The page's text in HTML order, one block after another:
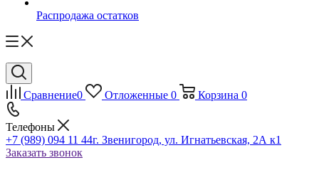
Распродажа остатков
Сравнение0 Отложенные 0 Корзина 0
Телефоны
+7 (989) 094 11 44г. Звенигород, ул. Игнатьевская, 2А к1
Заказать звонок